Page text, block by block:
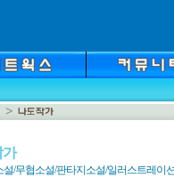
가
설/무협소설/판타지소설/일러스트레이